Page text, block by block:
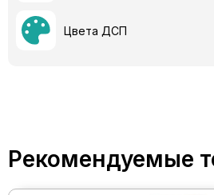
Цвета ДСП
Рекомендуемые